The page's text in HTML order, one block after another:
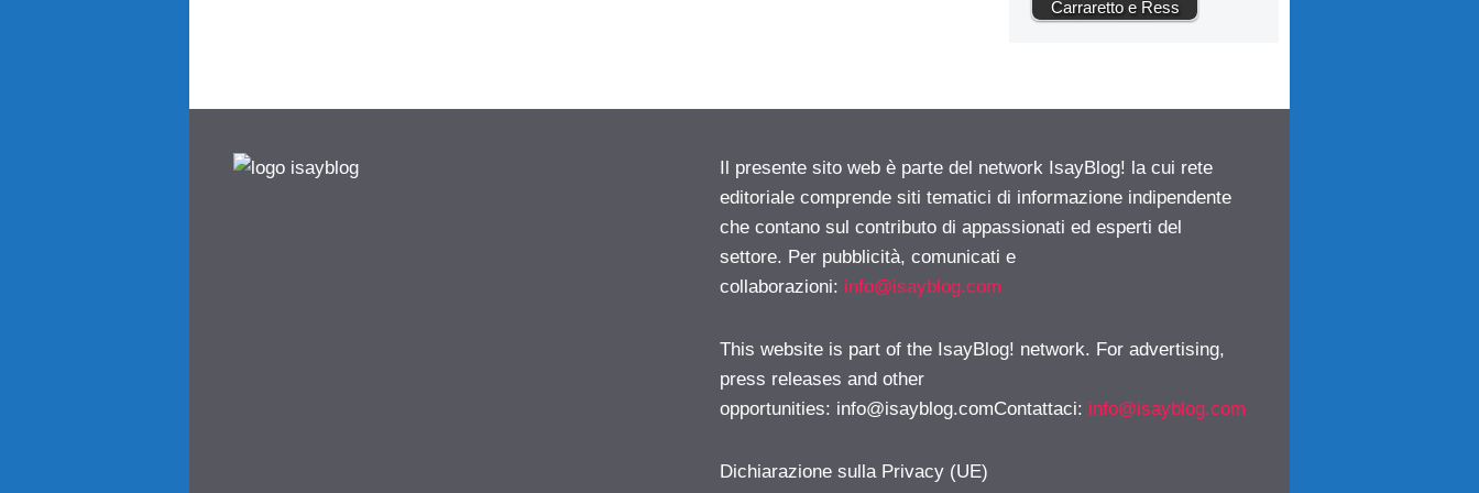
Carraretto e Ress
Il presente sito web è parte del network IsayBlog! la cui rete
editoriale comprende siti tematici di informazione indipendente
che contano sul contributo di appassionati ed esperti del
settore. Per pubblicità, comunicati e
collaborazioni: info@isayblog.com
This website is part of the IsayBlog! network. For advertising,
press releases and other
opportunities: info@isayblog.comContattaci: info@isayblog.com
Dichiarazione sulla Privacy (UE)